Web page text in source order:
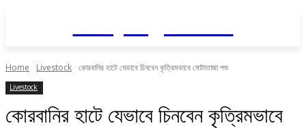
Home Livestock কোরবানির হাটে যেভাবে চিনবেন কৃত্রিমভাবে মোটাতাজা পশু
Livestock
কোরবানির হাটে যেভাবে চিনবেন কৃত্রিমভাবে